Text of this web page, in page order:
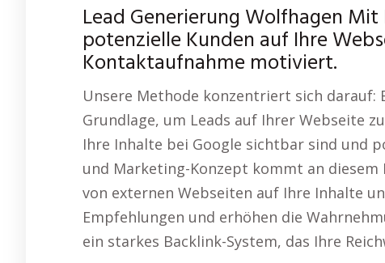
Lead Generierung Wolfhagen
potenzielle Kunden auf Ihre
Kontaktaufnahme motiviert.
Unsere Methode konzentriert sich darauf:
Grundlage, um Leads auf Ihrer Webseite
Ihre Inhalte bei Google sichtbar sind und
und Marketing-Konzept kommt an diesem
von externen Webseiten auf Ihre Inhalte
Empfehlungen und erhöhen die
ein starkes Backlink-System, das Ihre